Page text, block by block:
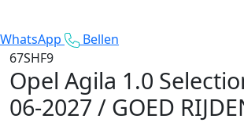
WhatsApp
Bellen
67SHF9
Opel Agila 1.0
06-2027 / GOED